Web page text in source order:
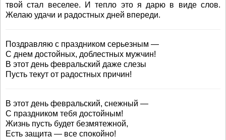
твой стал веселее. И тепло это я дарю в виде слов.
Желаю удачи и радостных дней впереди.
Поздравляю с праздником серьезным —
С днем достойных, доблестных мужчин!
В этот день февральский даже слезы
Пусть текут от радостных причин!
В этот день февральский, снежный —
С праздником тебя достойным!
Жизнь пусть будет безмятежной,
Есть защита — все спокойно!